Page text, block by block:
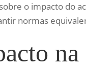
o impacto do
normas